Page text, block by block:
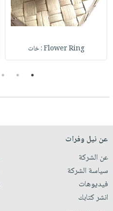
Flower Ring : خات
1
2
3
عن نيل وفرات
عن الشركة
سياسة الشركة
فيديوهات
انشر كتابك